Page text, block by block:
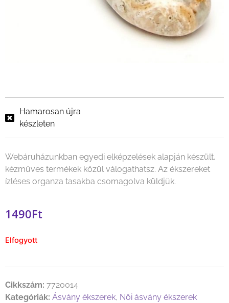
Hamarosan újra
készleten
Webáruházunkban egyedi elképzelések alapján készült,
kézműves termékek közül válogathatsz. Az ékszereket
ízléses organza tasakba csomagolva küldjük.
1490Ft
Elfogyott
Cikkszám: 7720014
Kategóriák: Ásvány ékszerek, Női ásvány ékszerek